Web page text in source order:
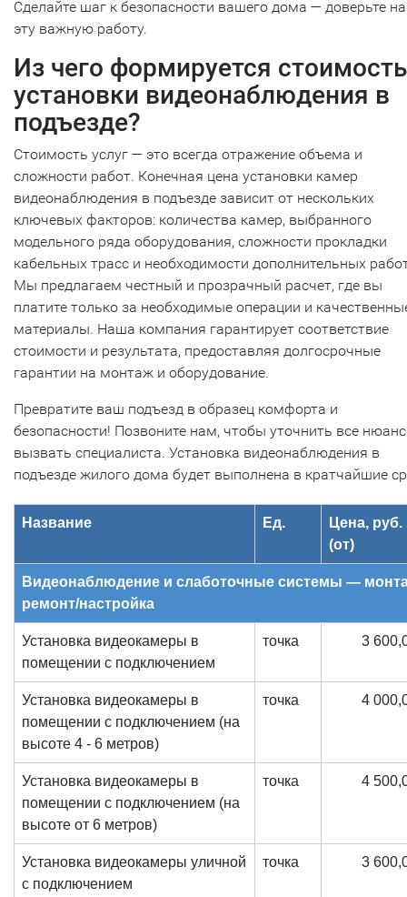
Сделайте шаг к безопасности вашего дома — доверьте
эту важную работу.
Из чего формируется стоимость
установки видеонаблюдения в
подъезде?
Стоимость услуг — это всегда отражение объема и
сложности работ. Конечная цена установки камер
видеонаблюдения в подъезде зависит от нескольких
ключевых факторов: количества камер, выбранного
модельного ряда оборудования, сложности прокладки
кабельных трасс и необходимости дополнительных
Мы предлагаем честный и прозрачный расчет, где вы
платите только за необходимые операции и
материалы. Наша компания гарантирует соответствие
стоимости и результата, предоставляя долгосрочные
гарантии на монтаж и оборудование.
Превратите ваш подъезд в образец комфорта и
безопасности! Позвоните нам, чтобы уточнить все
вызвать специалиста. Установка видеонаблюдения в
подъезде жилого дома будет выполнена в кратчайшие
Название Ед.
Цена, руб.
(от)
Видеонаблюдение и слаботочные системы —
ремонт/настройка
Установка видеокамеры в
помещении с подключением
точка 3
Установка видеокамеры в
помещении с подключением (на
высоте 4 - 6 метров)
точка 4
Установка видеокамеры в
помещении с подключением (на
высоте от 6 метров)
точка 4
Установка видеокамеры уличной
с подключением
точка 3